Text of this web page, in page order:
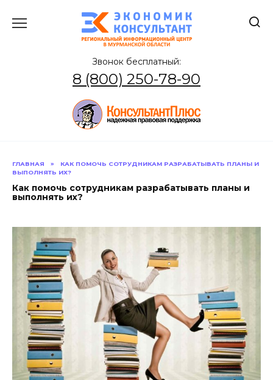
содержанию
Звонок бесплатный:
8 (800) 250-78-90
ГЛАВНАЯ »
КАК ПОМОЧЬ СОТРУДНИКАМ РАЗРАБАТЫВАТЬ ПЛАНЫ И
ВЫПОЛНЯТЬ ИХ?
Как помочь сотрудникам разрабатывать планы и
выполнять их?